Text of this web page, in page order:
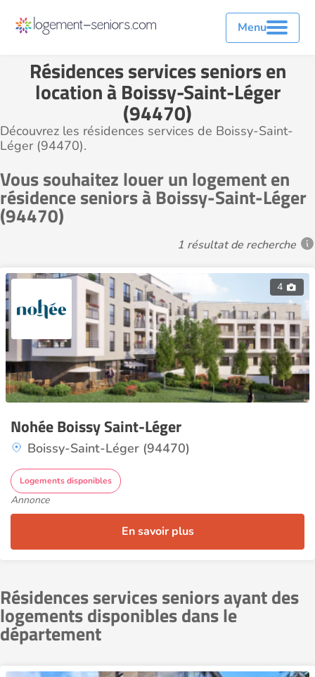
Menu
Résidences services seniors en
location à Boissy-Saint-Léger
(94470)
Découvrez les résidences services de Boissy-Saint-
Léger (94470).
Vous souhaitez louer un logement en
résidence seniors à Boissy-Saint-Léger
(94470)
1 résultat de recherche
4
Nohée Boissy Saint-Léger
Boissy-Saint-Léger (94470)
Logements disponibles
Annonce
En savoir plus
Résidences services seniors ayant des
logements disponibles dans le
département